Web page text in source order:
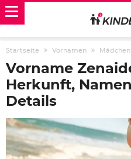
Startseite Vornamen
Vorname
Herkunft,
Details